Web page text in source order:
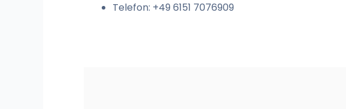
Telefon: +49 6151 7076909